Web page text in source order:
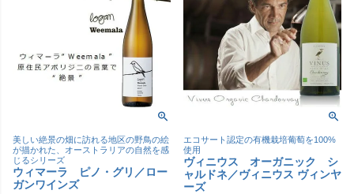
美しい絶景の畑に訪れる地区の野鳥の絵
が描かれた、オーストラリアの自然を感
じるシリーズ
ウィマーラ ピノ・グリ／ロー
ガンワインズ
エコサート認定の有機栽培葡萄を100%
使用
ヴィニウス オーガニック シ
ャルドネ／ヴィニウス ヴィンヤ
ーズ